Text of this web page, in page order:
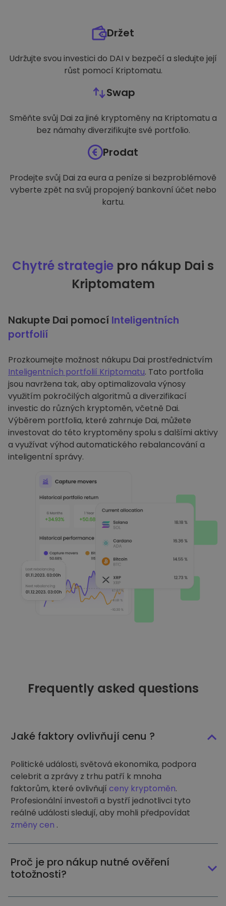
Držet
Udržujte svou investici do DAI v bezpečí a sledujte její
růst pomocí Kriptomatu.
Swap
Směňte svůj Dai za jiné kryptoměny na Kriptomatu a
bez námahy diverzifikujte své portfolio.
Prodat
Prodejte svůj Dai za eura a peníze si bezproblémově
vyberte zpět na svůj propojený bankovní účet nebo
kartu.
Chytré strategie pro nákup Dai s
Kriptomatem
Nakupte Dai pomocí Inteligentních
portfolií
Prozkoumejte možnost nákupu Dai prostřednictvím
Inteligentních portfolií Kriptomatu. Tato portfolia
jsou navržena tak, aby optimalizovala výnosy
využitím pokročilých algoritmů a diverzifikací
investic do různých kryptoměn, včetně Dai.
Výběrem portfolia, které zahrnuje Dai, můžete
investovat do této kryptoměny spolu s dalšími aktivy
a využívat výhod automatického rebalancování a
inteligentní správy.
Frequently asked questions
Jaké faktory ovlivňují cenu ?
Politické události, světová ekonomika, podpora
celebrit a zprávy z trhu patří k mnoha
faktorům, které ovlivňují ceny kryptoměn.
Profesionální investoři a bystří jednotlivci tyto
reálné události sledují, aby mohli předpovídat
změny cen .
Proč je pro nákup nutné ověření
totožnosti?